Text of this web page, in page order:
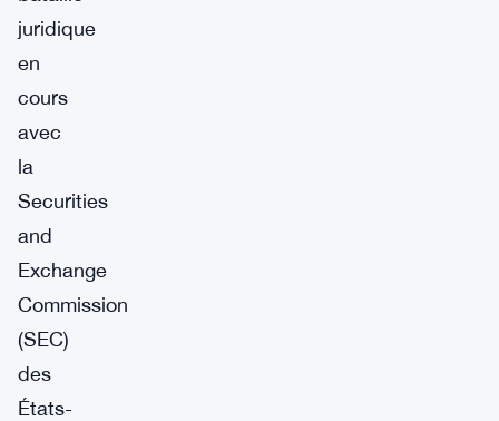
juridique
en
cours
avec
la
Securities
and
Exchange
Commission
(SEC)
des
États-